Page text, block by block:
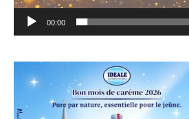
00:00